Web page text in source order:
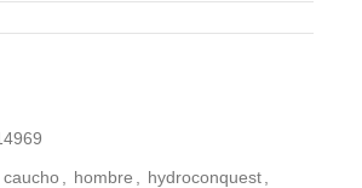
caucho hombre hydroconquest